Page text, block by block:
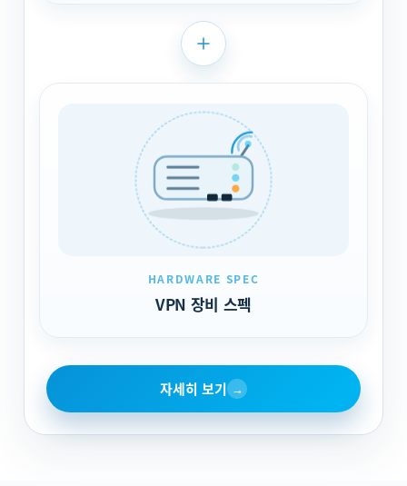
HARDWARE SPEC
VPN 장비 스펙
자세히 보기 →